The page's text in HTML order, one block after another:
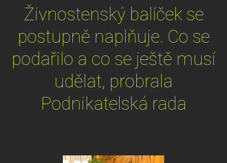
Živnostenský balíček se
postupně naplňuje. Co se
podařilo a co se ještě musí
udělat, probrala
Podnikatelská rada